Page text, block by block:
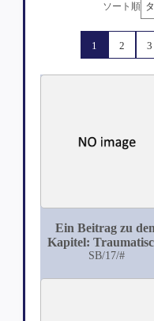
ソート順
1 2 3
Ein Beitrag zu
Kapitel:
Kriegs-Neurosen
SB/17/#